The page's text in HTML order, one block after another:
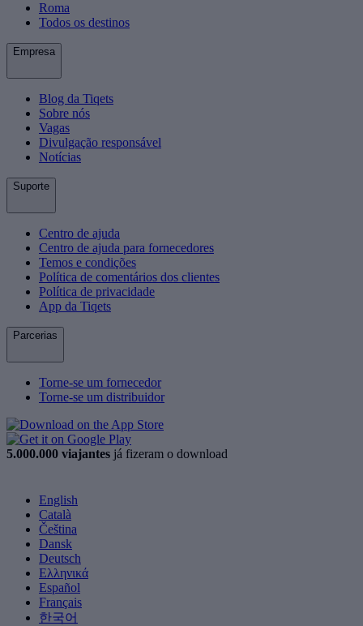
Roma
Todos os destinos
Empresa
Blog da Tiqets
Sobre nós
Vagas
Divulgação responsável
Notícias
Suporte
Centro de ajuda
Centro de ajuda para fornecedores
Temos e condições
Política de comentários dos clientes
Política de privacidade
App da Tiqets
Parcerias
Torne-se um fornecedor
Torne-se um distribuidor
5.000.000 viajantes já fizeram o download
English
Català
Čeština
Dansk
Deutsch
Ελληνικά
Español
Français
한국어